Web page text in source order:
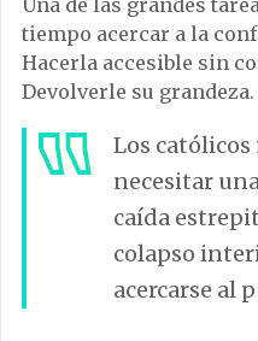
tiempo acercar a la
Hacerla accesible sin
Devolverle su grandeza.
Los
necesitar
caída
colapso
acercarse al